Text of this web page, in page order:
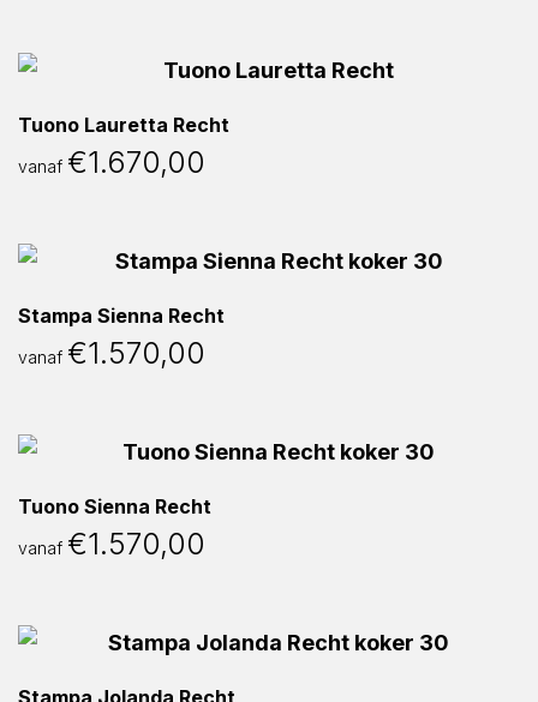
Tuono Lauretta Recht
vanaf €1.670,00
Stampa Sienna Recht
vanaf €1.570,00
Tuono Sienna Recht
vanaf €1.570,00
Stampa Jolanda Recht